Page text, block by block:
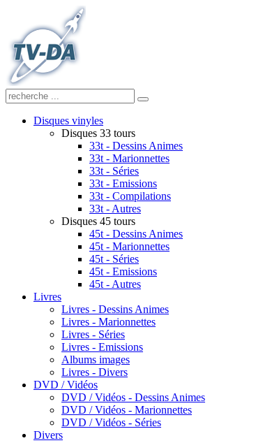
Disques vinyles
Disques 33 tours
33t - Dessins Animes
33t - Marionnettes
33t - Séries
33t - Emissions
33t - Compilations
33t - Autres
Disques 45 tours
45t - Dessins Animes
45t - Marionnettes
45t - Séries
45t - Emissions
45t - Autres
Livres
Livres - Dessins Animes
Livres - Marionnettes
Livres - Séries
Livres - Emissions
Albums images
Livres - Divers
DVD / Vidéos
DVD / Vidéos - Dessins Animes
DVD / Vidéos - Marionnettes
DVD / Vidéos - Séries
Divers